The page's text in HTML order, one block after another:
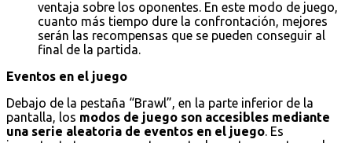
ventaja sobre los oponentes. En este modo de juego,
cuanto más tiempo dure la confrontación, mejores
serán las recompensas que se pueden conseguir al
final de la partida.
Eventos en el juego
Debajo de la pestaña “Brawl”, en la parte inferior de la
pantalla, los modos de juego son accesibles mediante
una serie aleatoria de eventos en el juego. Es